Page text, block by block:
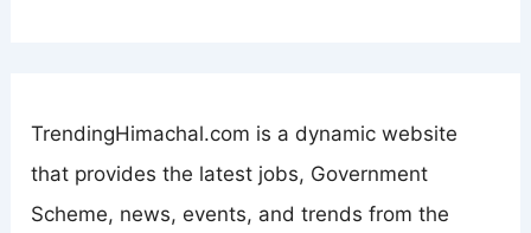
TrendingHimachal.com is a dynamic website
that provides the latest jobs, Government
Scheme, news, events, and trends from the